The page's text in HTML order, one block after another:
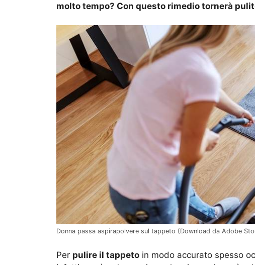
molto tempo? Con questo rimedio tornerà
Donna passa aspirapolvere sul tappeto (Download da Adobe
Per pulire il tappeto in modo accurato spesso